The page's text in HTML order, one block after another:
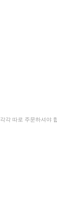
각 따로 주문하셔야